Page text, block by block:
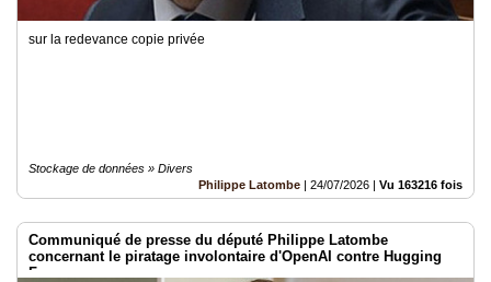
sur la redevance copie privée
Stockage de données » Divers
Philippe Latombe | 24/07/2026 | Vu 163216 fois
Communiqué de presse du député Philippe Latombe
concernant le piratage involontaire d'OpenAI contre Hugging
Face